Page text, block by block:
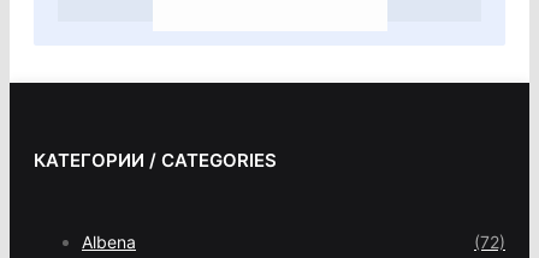
КАТЕГОРИИ / CATEGORIES
Albena (72)